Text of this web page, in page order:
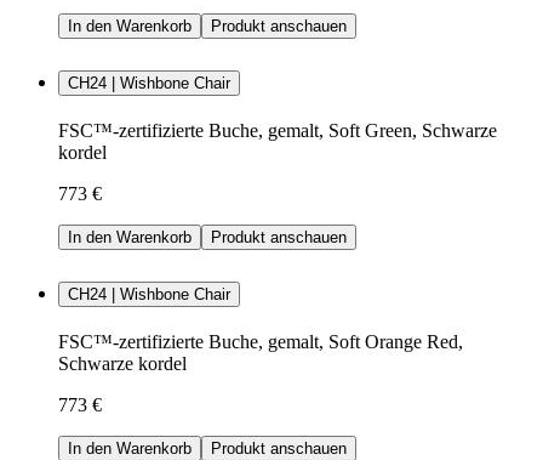
In den Warenkorb Produkt anschauen
CH24 | Wishbone Chair
FSC™-zertifizierte Buche, gemalt, Soft Green, Schwarze
kordel
773 €
In den Warenkorb Produkt anschauen
CH24 | Wishbone Chair
FSC™-zertifizierte Buche, gemalt, Soft Orange Red,
Schwarze kordel
773 €
In den Warenkorb Produkt anschauen